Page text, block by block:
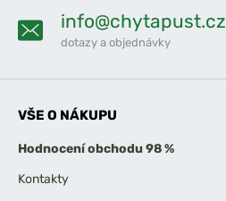
info@chytapust.cz
dotazy a objednávky
VŠE O NÁKUPU
Hodnocení obchodu 98 %
Kontakty